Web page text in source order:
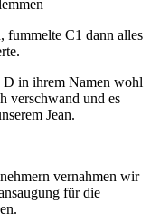
fummelte C1 dann alles
in ihrem Namen wohl
verschwand und es
Jean.
vernahmen wir
für die